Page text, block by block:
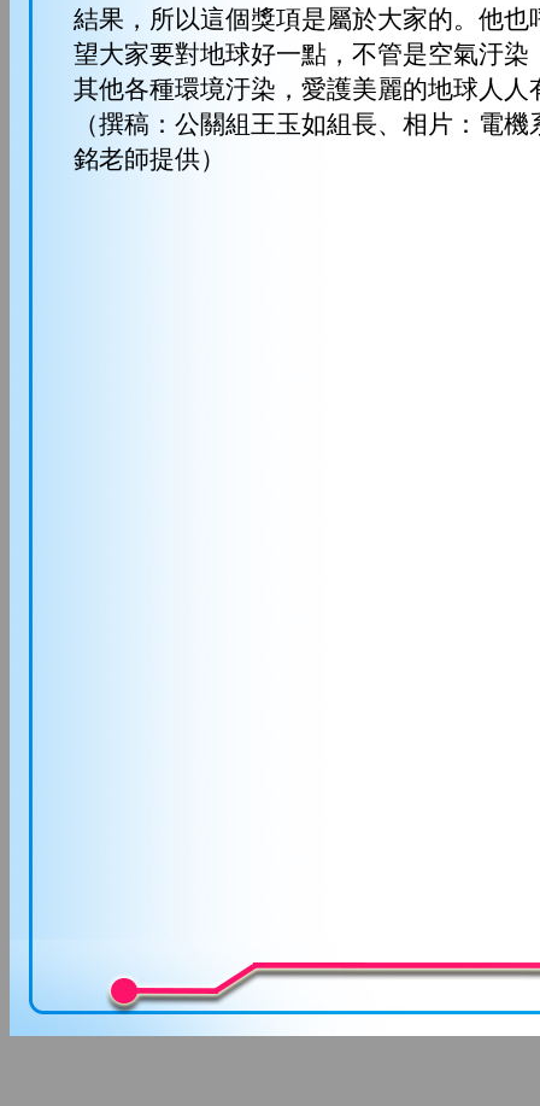
結果，所以這個獎項是屬於大家的。他也
望大家要對地球好一點，不管是空氣汙染
其他各種環境汙染，愛護美麗的地球人人
（撰稿：公關組王玉如組長、相片：電機
銘老師提供）